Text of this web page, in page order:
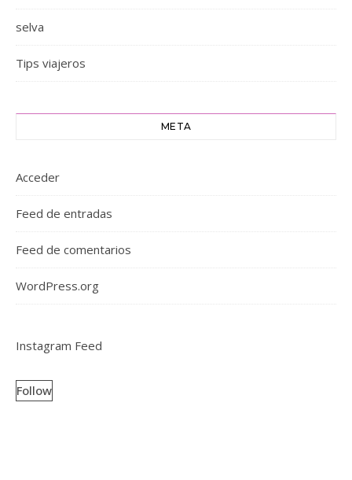
selva
Tips viajeros
META
Acceder
Feed de entradas
Feed de comentarios
WordPress.org
Instagram Feed
Follow